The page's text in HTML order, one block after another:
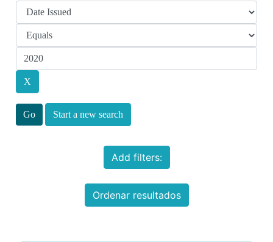
Start a new search
Add filters:
Ordenar resultados